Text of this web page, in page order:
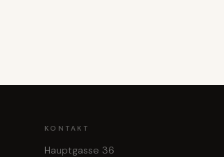
KONTAKT
Hauptgasse 36